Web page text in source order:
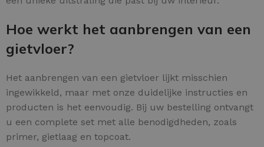
Hoe werkt het aanbrengen van een
gietvloer?
Het aanbrengen van een gietvloer lijkt misschien
ingewikkeld, maar met onze duidelijke instructies en
producten is het eenvoudig. Bij uw bestelling ontvangt
u een complete set met alle benodigdheden, zoals
primer, gietlaag en topcoat.